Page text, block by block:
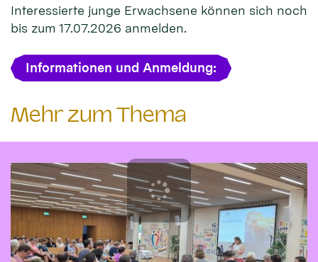
Interessierte junge Erwachsene können sich noch
bis zum 17.07.2026 anmelden.
Informationen und Anmeldung:
Mehr zum Thema